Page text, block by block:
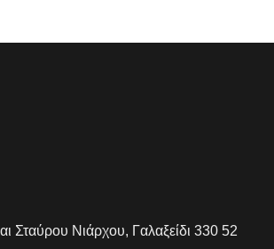
Σταύρου Νιάρχου, Γαλαξείδι 330 52